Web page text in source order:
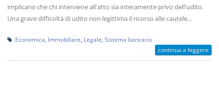
implicano che chi interviene all'atto sia interamente privo dell'udito.
Una grave difficoltà di udito non legittima il ricorso alle cautele...
Economica Immobiliare Legale Sistema bancario
continua a leggere